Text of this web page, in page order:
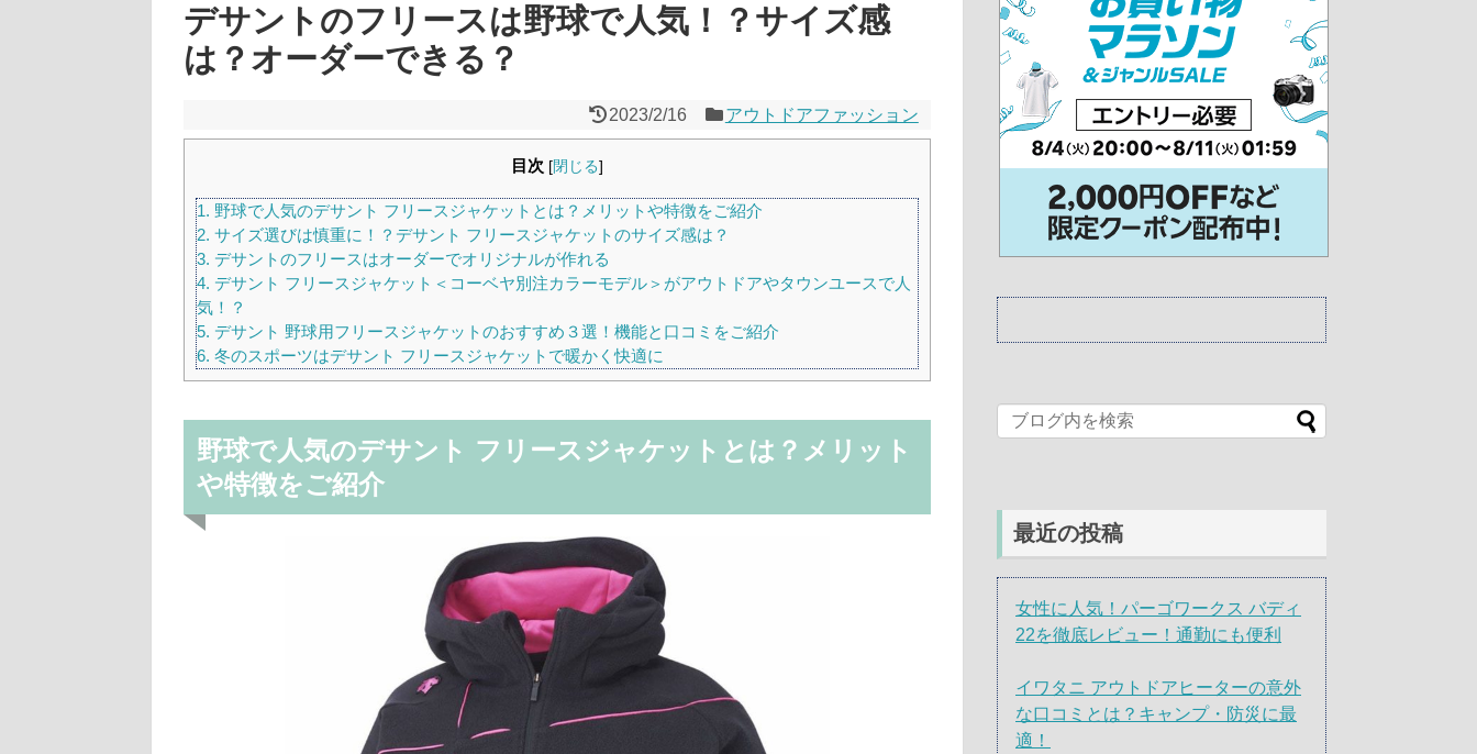
デサントのフリースは野球で人気！？サイズ感
は？オーダーできる？
2023/2/16 アウトドアファッション
目次 [閉じる]
1. 野球で人気のデサント フリースジャケットとは？メリットや特徴をご紹介
2. サイズ選びは慎重に！？デサント フリースジャケットのサイズ感は？
3. デサントのフリースはオーダーでオリジナルが作れる
4. デサント フリースジャケット＜コーベヤ別注カラーモデル＞がアウトドアやタウンユースで人
気！？
5. デサント 野球用フリースジャケットのおすすめ３選！機能と口コミをご紹介
6. 冬のスポーツはデサント フリースジャケットで暖かく快適に
野球で人気のデサント フリースジャケットとは？メリット
や特徴をご紹介
最近の投稿
女性に人気！パーゴワークス バディ
22を徹底レビュー！通勤にも便利
イワタニ アウトドアヒーターの意外
な口コミとは？キャンプ・防災に最
適！